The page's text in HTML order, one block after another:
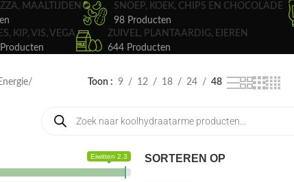
MAALTIJDEN
SNOEP, KOEK, CHIPS EN CHOCOLADE
98 Producten
KIP, VIS, VEGA
ZUIVEL, PLANTAARDIG, EIEREN
644 Producten
Toon 9 12 18 24 48
Eiwitten 2.3 SORTEREN OP